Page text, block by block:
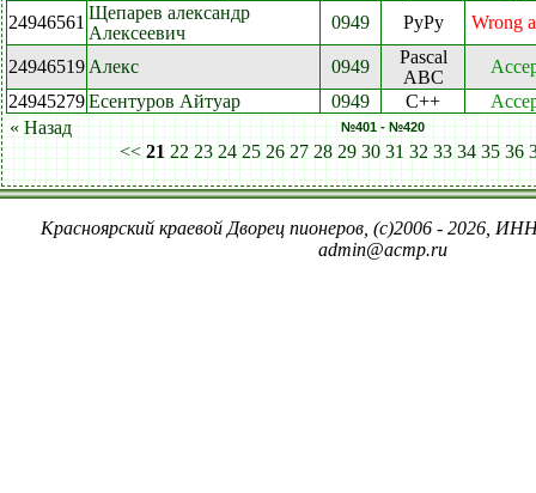
24946561 Щепарев александр
Алексеевич
0949 PyPy Wrong
24946519 Алекс 0949
Pascal
ABC
24945279Есентуров Айтуар 0949 C++
« Назад
№401 - №420
<< 21 22 23 24 25 26 27 28 29 30 31 32 33 34 35 36
Красноярский краевой Дворец пионеров, (c)2006 - 2026,
admin@acmp.ru